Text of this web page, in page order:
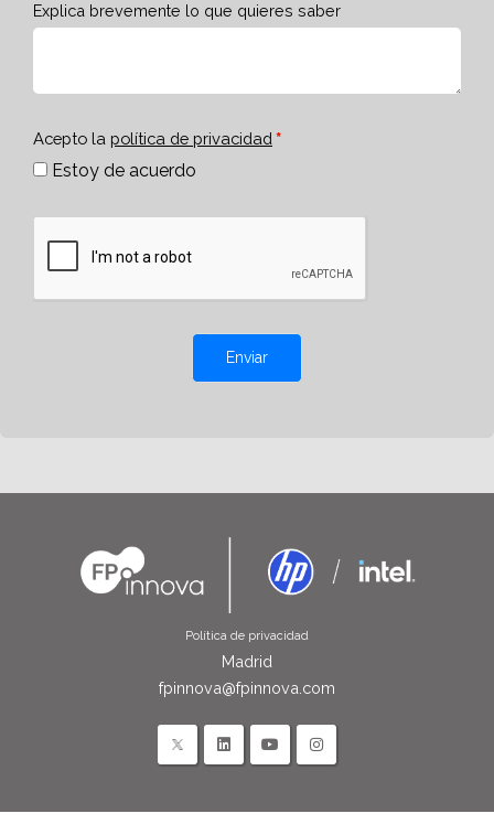
Explica brevemente lo que quieres saber
Acepto la política de privacidad
Estoy de acuerdo
Enviar
Política de privacidad
Madrid
fpinnova@fpinnova.com